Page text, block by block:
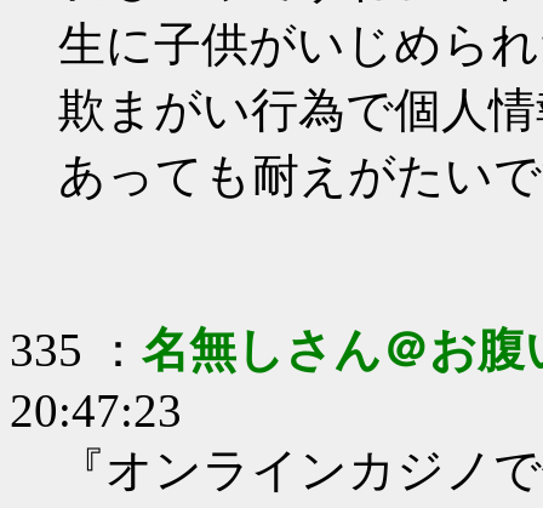
生に子供がいじめら
欺まがい行為で個人
あっても耐えがたい
335 ： 名無しさん＠お腹
20:47:23
『オンラインカジノ